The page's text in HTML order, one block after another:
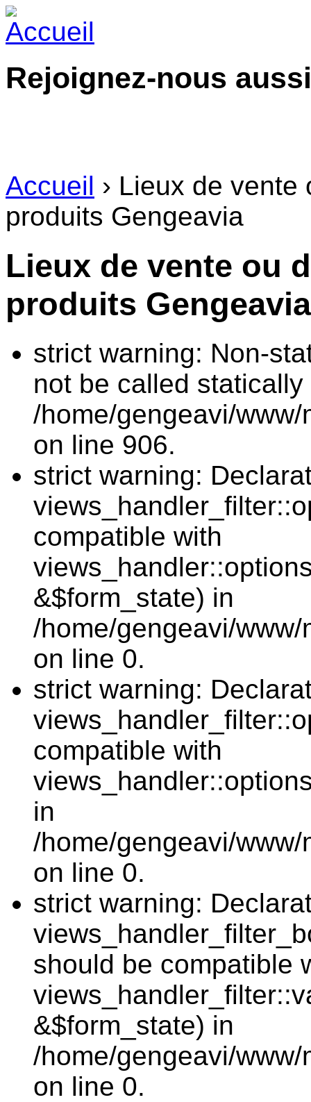
Rejoignez-nous
Accueil › Lieux de
produits Gengeavia
Lieux de vente ou
produits Gengeavia
strict warning: Non-
not be called statically
/home/gengeavi/
on line 906.
strict warning:
compatible with
&$form_state) in
/home/gengeavi/
on line 0.
strict warning:
compatible with
in
/home/gengeavi/
on line 0.
strict warning:
should be compatible
&$form_state) in
/home/gengeavi/
on line 0.